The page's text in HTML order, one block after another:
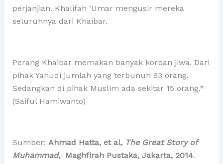
perjanjian. Khalifah ‘Umar mengusir mereka
seluruhnya dari Khaibar.
Perang Khaibar memakan banyak korban jiwa. Dari
pihak Yahudi jumlah yang terbunuh 93 orang.
Sedangkan di pihak Muslim ada sekitar 15 orang.*
(Saiful Hamiwanto)
Sumber: Ahmad Hatta, et al, The Great Story of
Muhammad, Maghfirah Pustaka, Jakarta, 2014.